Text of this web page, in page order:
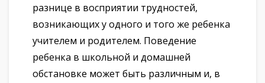
разнице в восприятии трудностей,
возникающих у одного и того же ребенка
учителем и родителем. Поведение
ребенка в школьной и домашней
обстановке может быть различным и, в